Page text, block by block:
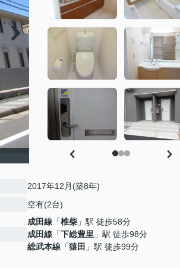
2017年12月(築8年)
空有(2台)
成田線 「椎柴 」駅 徒歩58分
成田線 「下総豊里 」駅 徒歩98分
総武本線 「猿田 」駅 徒歩99分